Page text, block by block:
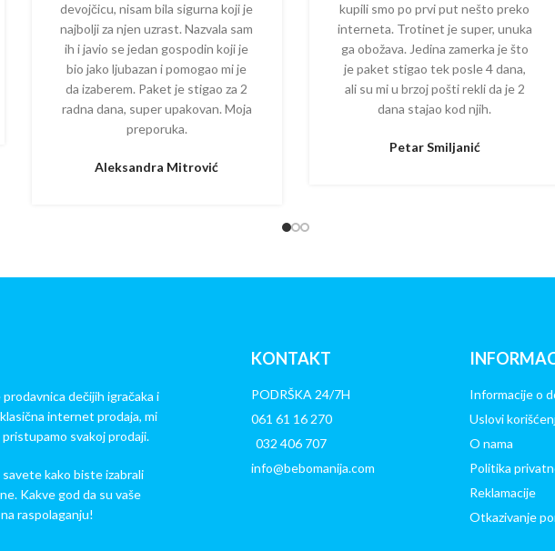
devojčicu, nisam bila sigurna koji je
najbolji za njen uzrast. Nazvala sam
ih i javio se jedan gospodin koji je
bio jako ljubazan i pomogao mi je
da izaberem. Paket je stigao za 2
radna dana, super upakovan. Moja
preporuka.
Aleksandra Mitrović
kupili smo po prvi put nešto preko
interneta. Trotinet je super, unuka
ga obožava. Jedina zamerka je što
je paket stigao tek posle 4 dana,
ali su mi u brzoj pošti rekli da je 2
dana stajao kod njih.
Petar Smiljanić
dečijih igračaka i
internet prodaja, mi
svakoj prodaji.
kako biste izabrali
Kakve god da su vaše
raspolaganju!
KONTAKT
PODRŠKA 24/7H
061 61 16 270
032 406 707
info@bebomanija.com
Informacije o
Uslovi
O nama
Politika
Reklamacije
Otkazivanje